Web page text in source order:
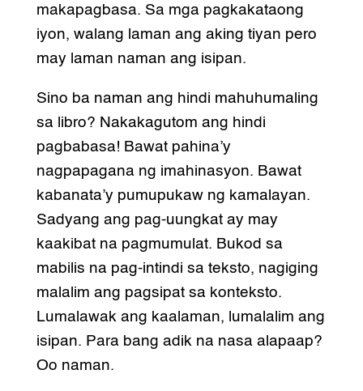
makapagbasa. Sa mga pagkakataong
iyon, walang laman ang aking tiyan pero
may laman naman ang isipan.
Sino ba naman ang hindi mahuhumaling
sa libro? Nakakagutom ang hindi
pagbabasa! Bawat pahina’y
nagpapagana ng imahinasyon. Bawat
kabanata’y pumupukaw ng kamalayan.
Sadyang ang pag-uungkat ay may
kaakibat na pagmumulat. Bukod sa
mabilis na pag-intindi sa teksto, nagiging
malalim ang pagsipat sa konteksto.
Lumalawak ang kaalaman, lumalalim ang
isipan. Para bang adik na nasa alapaap?
Oo naman.